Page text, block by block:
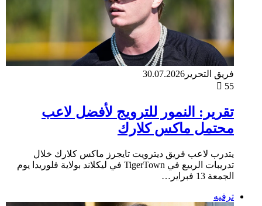
فريق التحرير 30.07.2026
55
تقرير: النمور للترويج لأفضل لاعب
محتمل ماكس كلارك
يتدرب لاعب فريق ديترويت تايجرز ماكس كلارك خلال
تدريبات الربيع في TigerTown في ليكلاند بولاية فلوريدا يوم
الجمعة 13 فبراير…
ترفيه